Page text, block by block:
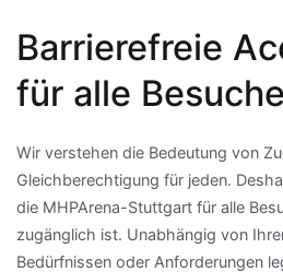
Barrierefreie
für alle
Wir verstehen die Bedeutung von
Gleichberechtigung für jeden.
die MHPArena-Stuttgart für alle
zugänglich ist. Unabhängig von
Bedürfnissen oder Anforderungen